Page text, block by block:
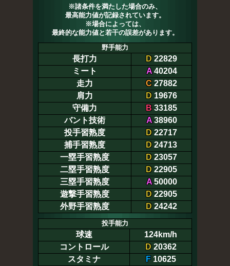
※諸条件を満たした場合のみ、
最高能力値が記録されています。
※場合によっては、
最終的な能力値と若干の誤差があります。
野手能力
長打力 D 22829
ミート
A40204
走力
C 27882
肩力
D 19676
守備力
B 33185
バント技術
A38960
投手習熟度
D 22717
捕手習熟度
D 24713
一塁手習熟度
D 23057
二塁手習熟度
D 22905
三塁手習熟度
A50000
遊撃手習熟度
D 22905
外野手習熟度
D 24242
投手能力
球速
124km/h
コントロール
D20362
スタミナ
F10625